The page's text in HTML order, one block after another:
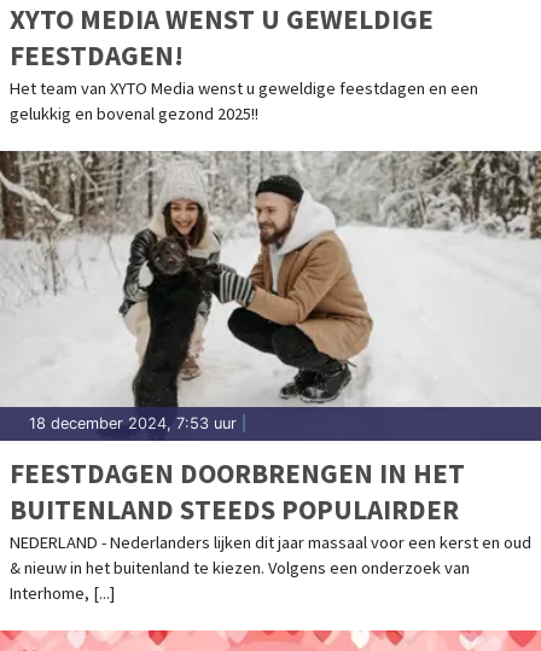
XYTO MEDIA WENST U GEWELDIGE
FEESTDAGEN!
Het team van XYTO Media wenst u geweldige feestdagen en een
gelukkig en bovenal gezond 2025!!
18 december 2024, 7:53 uur
FEESTDAGEN DOORBRENGEN IN HET
BUITENLAND STEEDS POPULAIRDER
NEDERLAND - Nederlanders lijken dit jaar massaal voor een kerst en oud
& nieuw in het buitenland te kiezen. Volgens een onderzoek van
Interhome, [...]